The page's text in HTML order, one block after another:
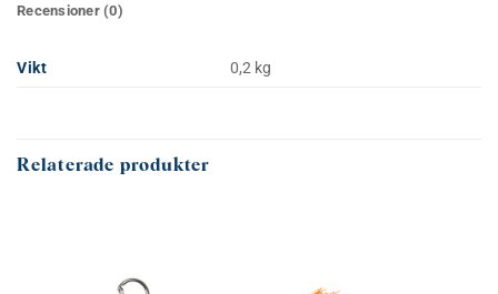
Recensioner (0)
Vikt 0,2 kg
Relaterade produkter